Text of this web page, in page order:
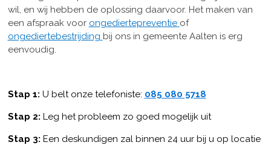
wil, en wij hebben de oplossing daarvoor. Het maken van
een afspraak voor ongediertepreventie of
ongediertebestrijding bij ons in gemeente Aalten is erg
eenvoudig.
Stap 1: U belt onze telefoniste: 085 080 5718
Stap 2: Leg het probleem zo goed mogelijk uit
Stap 3: Een deskundigen zal binnen 24 uur bij u op locatie